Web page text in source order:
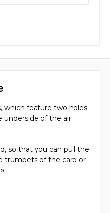
which feature two holes
of the air
so that you can pull the
trumpets of the carb or